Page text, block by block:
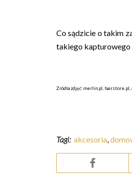
Co sądzicie o takim
takiego kapturowego
Źródła zdjęć: merlin.pl, hairstore.pl,
Tagi: akcesoria,